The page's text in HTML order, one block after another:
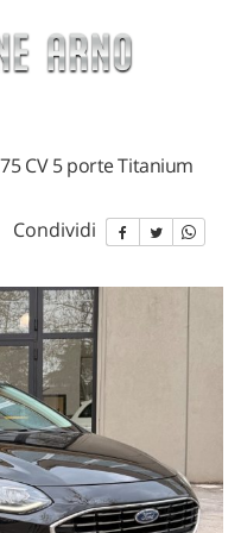
CV 5 porte Titanium
Condividi